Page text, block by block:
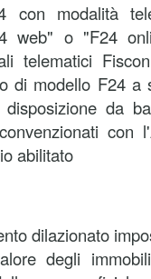
con modalità
web" o "F24
telematici
di modello F24
da
con
abilitato
dilazionato
degli